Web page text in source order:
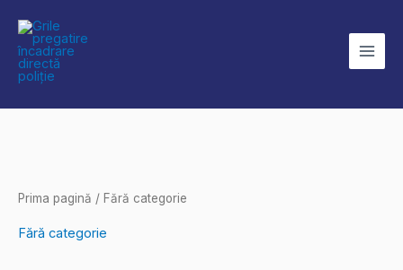
content
Prima pagină / Fără categorie
Fără categorie